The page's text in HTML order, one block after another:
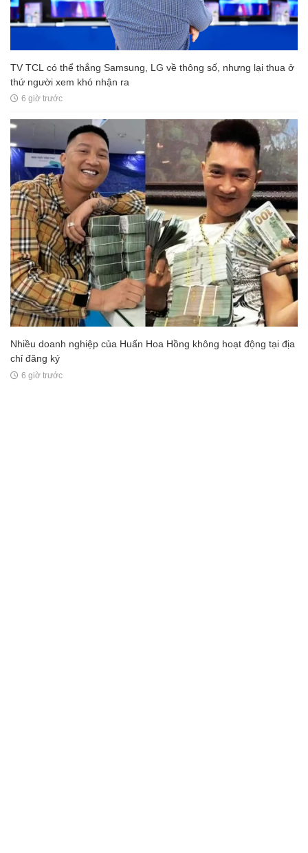
TV TCL có thể thắng Samsung, LG về thông số, nhưng lại thua ở
thứ người xem khó nhận ra
6 giờ trước
Nhiều doanh nghiệp của Huấn Hoa Hồng không hoạt động tại địa
chỉ đăng ký
6 giờ trước